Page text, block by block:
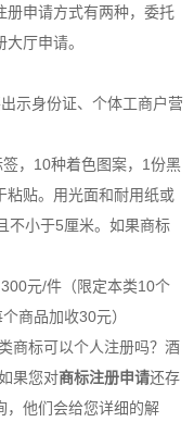
册申请方式有两种，委托
厅申请。
示身份证、个体工商户营
，10种着色图案，1份黑
粘贴。用光面和耐用纸或
不小于5厘米。如果商标
元/件（限定本类10个
商品加收30元）
商标可以个人注册吗？酒
果您对商标注册申请还存
，他们会给您详细的解